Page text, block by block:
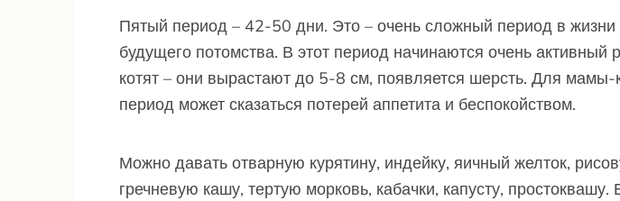
Пятый период – 42-50 дни. Это – очень сложный период в жизни
будущего потомства. В этот период начинаются очень активный
котят – они вырастают до 5-8 см, появляется шерсть. Для мамы-
период может сказаться потерей аппетита и беспокойством.
Можно давать отварную курятину, индейку, яичный желток,
гречневую кашу, тертую морковь, кабачки, капусту, простоквашу.